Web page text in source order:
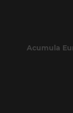
Acumula